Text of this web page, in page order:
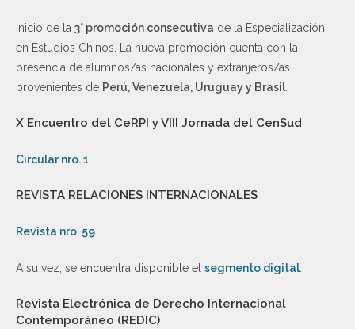
Inicio de la 3° promoción consecutiva de la Especialización
en Estudios Chinos. La nueva promoción cuenta con la
presencia de alumnos/as nacionales y extranjeros/as
provenientes de Perú, Venezuela, Uruguay y Brasil
X Encuentro del CeRPI y VIII Jornada del CenSud
Circular nro. 1
REVISTA RELACIONES INTERNACIONALES
Revista nro. 59
A su vez, se encuentra disponible el segmento digital.
Revista Electrónica de Derecho Internacional
Contemporáneo (REDIC)